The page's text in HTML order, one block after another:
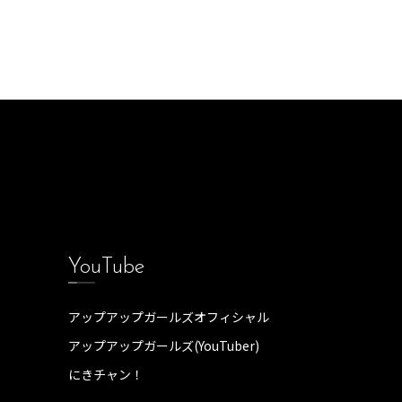
YouTube
アップアップガールズオフィシャル
アップアップガールズ(YouTuber)
にきチャン！